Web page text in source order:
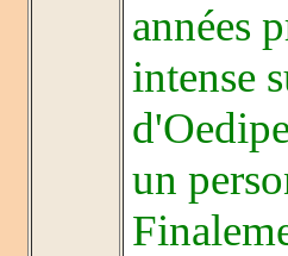
années
intense
un